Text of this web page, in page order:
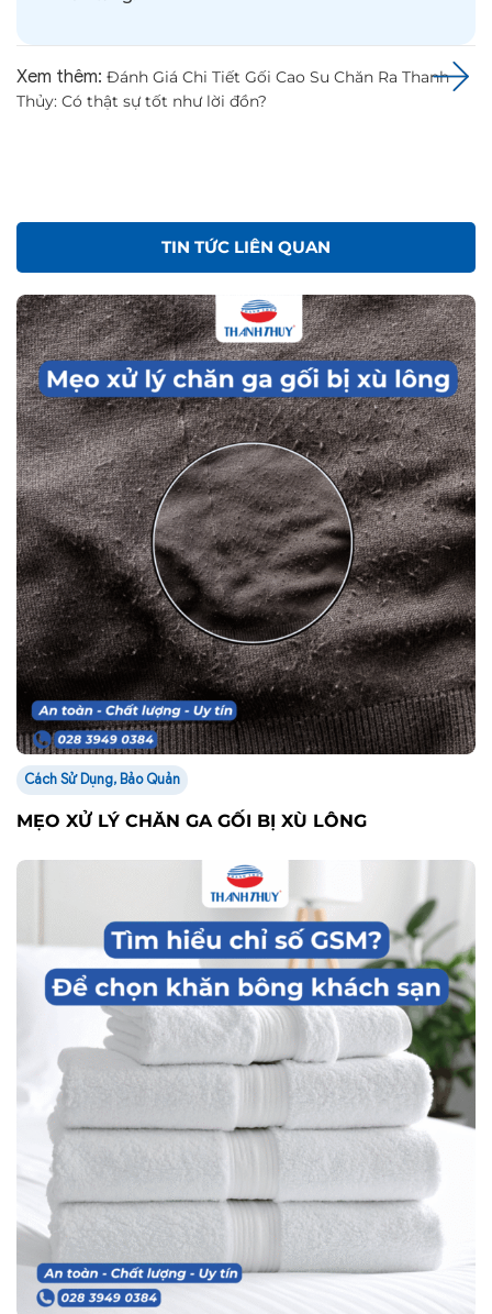
Xem thêm: Đánh Giá Chi Tiết Gối Cao Su Chăn Ra Thanh
Thủy: Có thật sự tốt như lời đồn?
TIN TỨC LIÊN QUAN
Cách Sử Dụng, Bảo Quản
MẸO XỬ LÝ CHĂN GA GỐI BỊ XÙ LÔNG